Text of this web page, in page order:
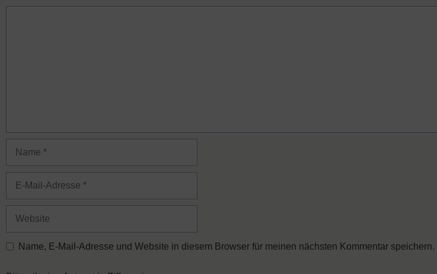
Name
Website
Name, E-Mail-Adresse und Website in diesem Browser für meinen nächsten Kommentar speichern.